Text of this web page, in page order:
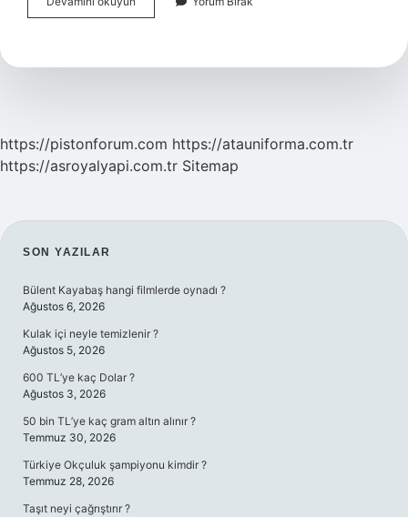
Arıtma
Kadar
https://pistonforum.com https://atauniforma.com.tr
https://asroyalyapi.com.tr Sitemap
SIDEBAR
SON YAZILAR
Bülent Kayabaş hangi filmlerde oynadı ?
Ağustos 6, 2026
Kulak içi neyle temizlenir ?
Ağustos 5, 2026
600 TL’ye kaç Dolar ?
Ağustos 3, 2026
50 bin TL’ye kaç gram altın alınır ?
Temmuz 30, 2026
Türkiye Okçuluk şampiyonu kimdir ?
Temmuz 28, 2026
Taşıt neyi çağrıştırır ?